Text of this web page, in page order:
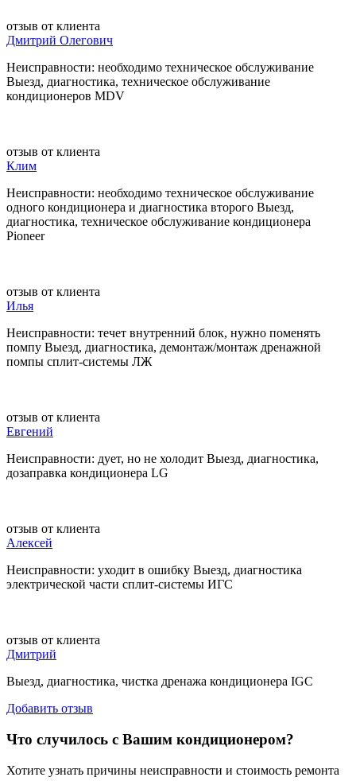
отзыв от клиента
Дмитрий Олегович
Неисправности: необходимо техническое обслуживание
Выезд, диагностика, техническое обслуживание
кондиционеров MDV
отзыв от клиента
Клим
Неисправности: необходимо техническое обслуживание
одного кондиционера и диагностика второго Выезд,
диагностика, техническое обслуживание кондиционера
Pioneer
отзыв от клиента
Илья
Неисправности: течет внутренний блок, нужно поменять
помпу Выезд, диагностика, демонтаж/монтаж дренажной
помпы сплит-системы ЛЖ
отзыв от клиента
Евгений
Неисправности: дует, но не холодит Выезд, диагностика,
дозаправка кондиционера LG
отзыв от клиента
Алексей
Неисправности: уходит в ошибку Выезд, диагностика
электрической части сплит-системы ИГС
отзыв от клиента
Дмитрий
Выезд, диагностика, чистка дренажа кондиционера IGC
Добавить отзыв
Что случилось с Вашим кондиционером?
Хотите узнать причины неисправности и стоимость ремонта